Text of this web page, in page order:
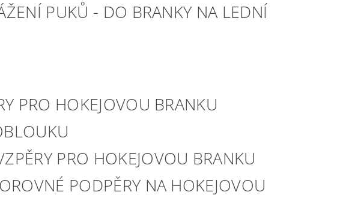
PUKŮ - DO BRANKY NA LEDNÍ
PRO HOKEJOVOU BRANKU
PRO HOKEJOVOU BRANKU
PODPĚRY NA HOKEJOVOU